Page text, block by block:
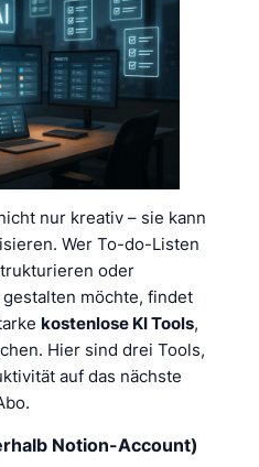
nur kreativ – sie kann
Wer To-do-Listen
oder
möchte, findet
kostenlose KI Tools,
Hier sind drei Tools,
auf das nächste
Notion-Account)